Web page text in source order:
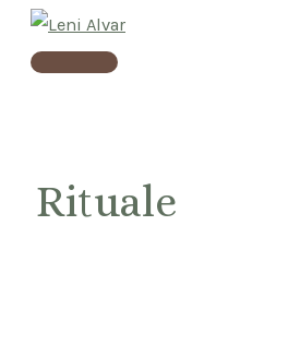
Skip
Main
Rituale